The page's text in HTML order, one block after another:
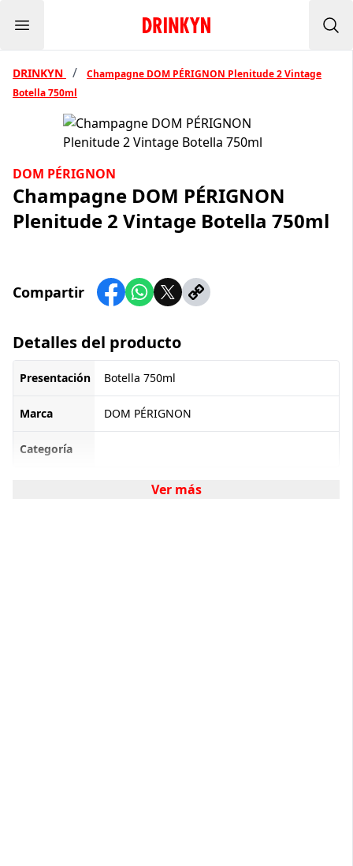
Menu Inicio Drinkyn
DRINKYN /
Champagne DOM PÉRIGNON Plenitude 2 Vintage
Botella 750ml
DOM PÉRIGNON
Champagne DOM PÉRIGNON
Plenitude 2 Vintage Botella 750ml
Compartir
Detalles del producto
Presentación Botella 750ml
Marca DOM PÉRIGNON
Categoría
Ver más